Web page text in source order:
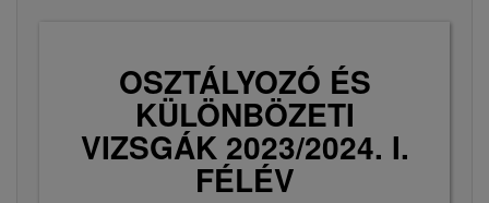
OSZTÁLYOZÓ ÉS
KÜLÖNBÖZETI
VIZSGÁK 2023/2024. I.
FÉLÉV